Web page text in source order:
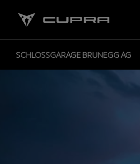
SCHLOSSGARAGE BRUNEGG AG